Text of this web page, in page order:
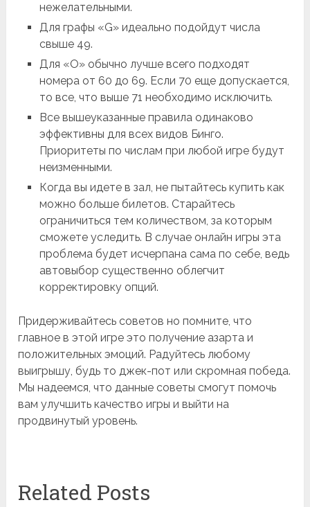
нежелательными.
Для графы «G» идеально подойдут числа
свыше 49.
Для «O» обычно лучше всего подходят
номера от 60 до 69. Если 70 еще допускается,
то все, что выше 71 необходимо исключить.
Все вышеуказанные правила одинаково
эффективны для всех видов Бинго.
Приоритеты по числам при любой игре будут
неизменными.
Когда вы идете в зал, не пытайтесь купить как
можно больше билетов. Старайтесь
ограничиться тем количеством, за которым
сможете уследить. В случае онлайн игры эта
проблема будет исчерпана сама по себе, ведь
автовыбор существенно облегчит
корректировку опций.
Придерживайтесь советов но помните, что
главное в этой игре это получение азарта и
положительных эмоций. Радуйтесь любому
выигрышу, будь то джек-пот или скромная победа.
Мы надеемся, что данные советы смогут помочь
вам улучшить качество игры и выйти на
продвинутый уровень.
Related Posts